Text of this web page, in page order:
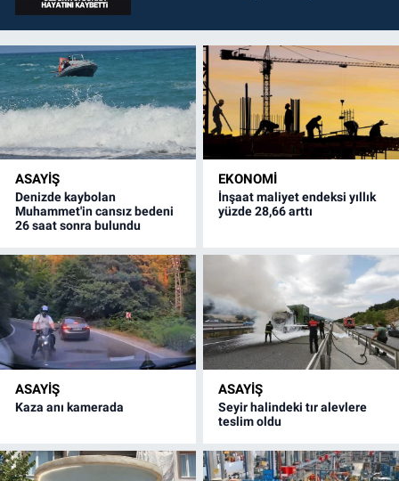
ASAYİŞ
Denizde kaybolan
Muhammet'in cansız bedeni
26 saat sonra bulundu
EKONOMİ
İnşaat maliyet endeksi yıllık
yüzde 28,66 arttı
ASAYİŞ
Kaza anı kamerada
ASAYİŞ
Seyir halindeki tır alevlere
teslim oldu